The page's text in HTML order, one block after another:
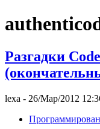
Разгадки
lexa - 26/Мар/2012